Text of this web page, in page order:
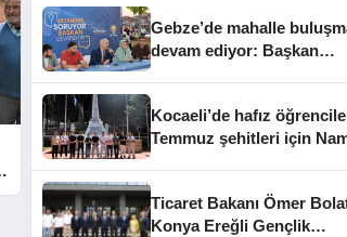
Gebze’de mahalle
devam ediyor: Başkan
Kocaeli’de hafız
Temmuz şehitleri için
Ticaret Bakanı Ömer
Konya Ereğli Gençlik